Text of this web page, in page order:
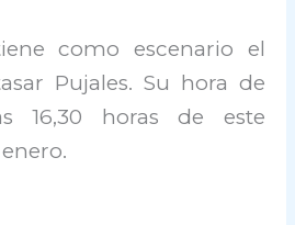
como escenario el
Pujales. Su hora de
16,30 horas de este